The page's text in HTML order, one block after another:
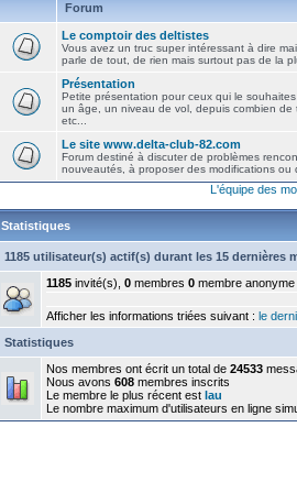
Forum
Le comptoir des deltistes
Vous avez un truc super intéressant à dire
parle de tout, de rien mais surtout pas de la
Présentation
Petite présentation pour ceux qui le
un âge, un niveau de vol, depuis combien de
etc...
Le site www.delta-club-82.com
Forum destiné à discuter de problèmes
nouveautés, à proposer des modifications ou
L'équipe des
Statistiques
1185 utilisateur(s) actif(s) durant les 15 dernières
1185 invité(s), 0 membres 0 membre anonyme
Afficher les informations triées suivant : le
Statistiques
Nos membres ont écrit un total de 24533
Nous avons 608 membres inscrits
Le membre le plus récent est lau
Le nombre maximum d'utilisateurs en ligne